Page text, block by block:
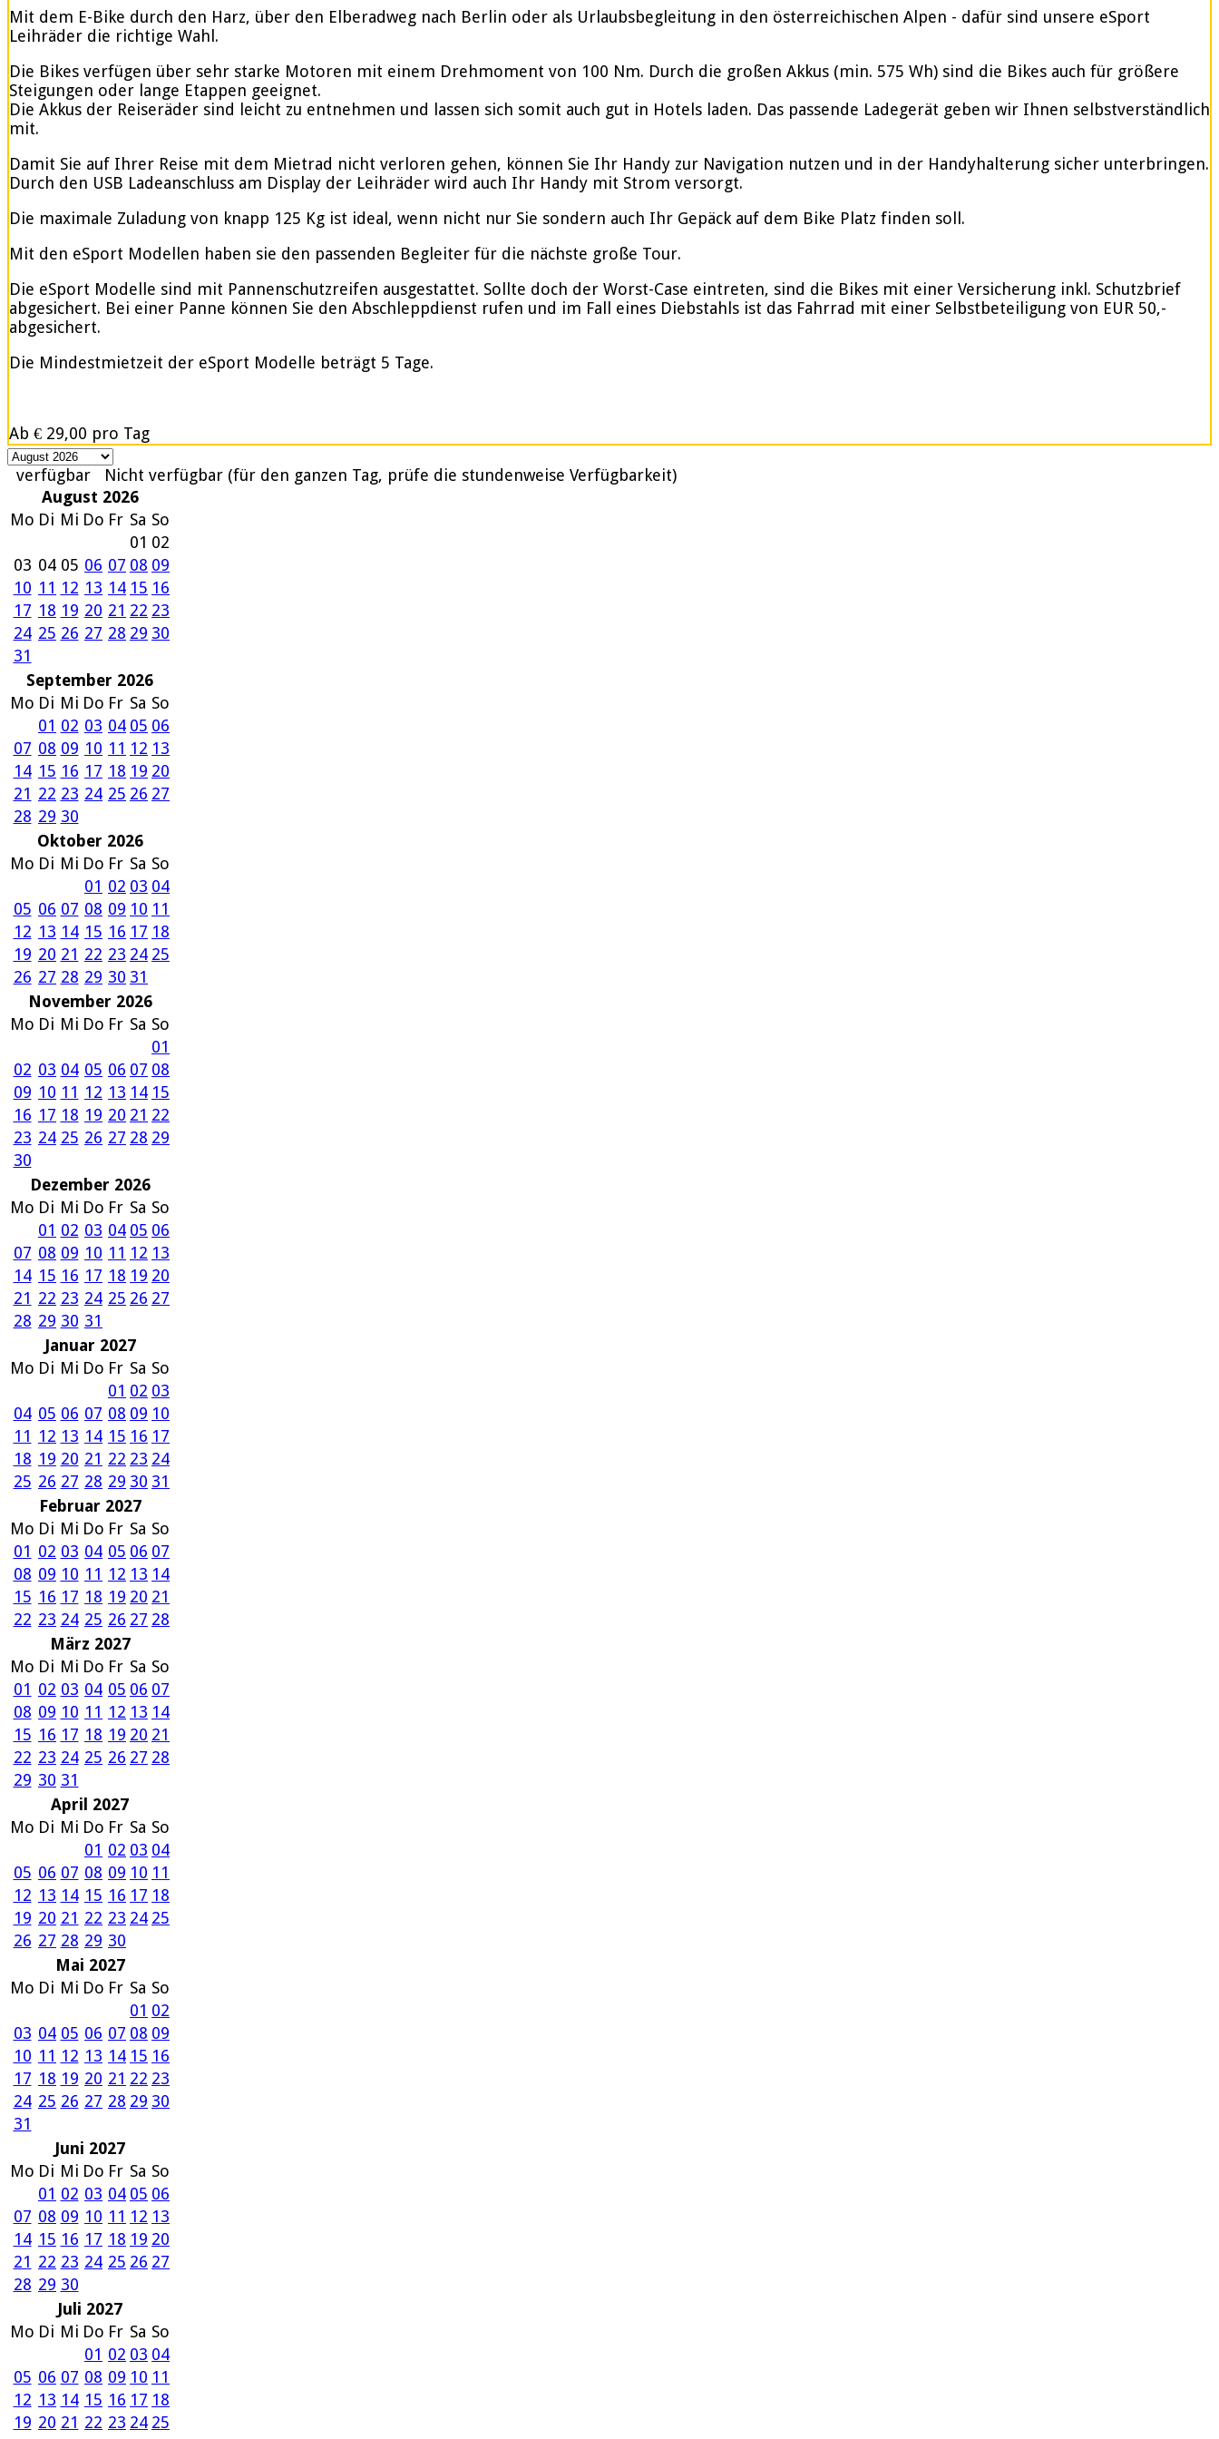
Mit dem E-Bike durch den Harz, über den Elberadweg nach Berlin oder als Urlaubsbegleitung in den österreichischen Alpen - dafür sind unsere eSport
Leihräder die richtige Wahl.
Die Bikes verfügen über sehr starke Motoren mit einem Drehmoment von 100 Nm. Durch die großen Akkus (min. 575 Wh) sind die Bikes auch für größere
Steigungen oder lange Etappen geeignet.
Die Akkus der Reiseräder sind leicht zu entnehmen und lassen sich somit auch gut in Hotels laden. Das passende Ladegerät geben wir Ihnen selbstverständlich
mit.
Damit Sie auf Ihrer Reise mit dem Mietrad nicht verloren gehen, können Sie Ihr Handy zur Navigation nutzen und in der Handyhalterung sicher unterbringen.
Durch den USB Ladeanschluss am Display der Leihräder wird auch Ihr Handy mit Strom versorgt.
Die maximale Zuladung von knapp 125 Kg ist ideal, wenn nicht nur Sie sondern auch Ihr Gepäck auf dem Bike Platz finden soll.
Mit den eSport Modellen haben sie den passenden Begleiter für die nächste große Tour.
Die eSport Modelle sind mit Pannenschutzreifen ausgestattet. Sollte doch der Worst-Case eintreten, sind die Bikes mit einer Versicherung inkl. Schutzbrief
abgesichert. Bei einer Panne können Sie den Abschleppdienst rufen und im Fall eines Diebstahls ist das Fahrrad mit einer Selbstbeteiligung von EUR 50,-
abgesichert.
Die Mindestmietzeit der eSport Modelle beträgt 5 Tage.
Ab € 29,00 pro Tag
verfügbar
Nicht verfügbar (für den ganzen Tag, prüfe die stundenweise Verfügbarkeit)
August 2026
Mo Di Mi Do Fr Sa So
01 02
03 04 05 06 07 08 09
10 11 12 13 14 15 16
17 18 19 20 21 22 23
24 25 26 27 28 29 30
31
September 2026
Mo Di Mi Do Fr Sa So
01 02 03 04 05 06
07 08 09 10 11 12 13
14 15 16 17 18 19 20
21 22 23 24 25 26 27
28 29 30
Oktober 2026
Mo Di Mi Do Fr Sa So
01 02 03 04
05 06 07 08 09 10 11
12 13 14 15 16 17 18
19 20 21 22 23 24 25
26 27 28 29 30 31
November 2026
Mo Di Mi Do Fr Sa So
01
02 03 04 05 06 07 08
09 10 11 12 13 14 15
16 17 18 19 20 21 22
23 24 25 26 27 28 29
30
Dezember 2026
Mo Di Mi Do Fr Sa So
01 02 03 04 05 06
07 08 09 10 11 12 13
14 15 16 17 18 19 20
21 22 23 24 25 26 27
28 29 30 31
Januar 2027
Mo Di Mi Do Fr Sa So
01 02 03
04 05 06 07 08 09 10
11 12 13 14 15 16 17
18 19 20 21 22 23 24
25 26 27 28 29 30 31
Februar 2027
Mo Di Mi Do Fr Sa So
01 02 03 04 05 06 07
08 09 10 11 12 13 14
15 16 17 18 19 20 21
22 23 24 25 26 27 28
März 2027
Mo Di Mi Do Fr Sa So
01 02 03 04 05 06 07
08 09 10 11 12 13 14
15 16 17 18 19 20 21
22 23 24 25 26 27 28
29 30 31
April 2027
Mo Di Mi Do Fr Sa So
01 02 03 04
05 06 07 08 09 10 11
12 13 14 15 16 17 18
19 20 21 22 23 24 25
26 27 28 29 30
Mai 2027
Mo Di Mi Do Fr Sa So
01 02
03 04 05 06 07 08 09
10 11 12 13 14 15 16
17 18 19 20 21 22 23
24 25 26 27 28 29 30
31
Juni 2027
Mo Di Mi Do Fr Sa So
01 02 03 04 05 06
07 08 09 10 11 12 13
14 15 16 17 18 19 20
21 22 23 24 25 26 27
28 29 30
Juli 2027
Mo Di Mi Do Fr Sa So
01 02 03 04
05 06 07 08 09 10 11
12 13 14 15 16 17 18
19 20 21 22 23 24 25